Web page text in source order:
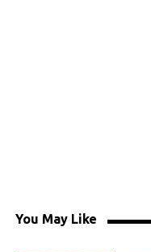
You May Like